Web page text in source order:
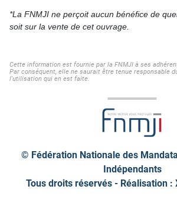
*La FNMJI ne perçoit aucun bénéfice de
soit sur la vente de cet ouvrage.
Cette information est fournie par la FNMJI à ses
Par conséquent, elle ne saurait être tenue responsable
l'utilisation qui en est faite.
© Fédération Nationale des
Indépendants
Tous droits réservés - Réalisation :